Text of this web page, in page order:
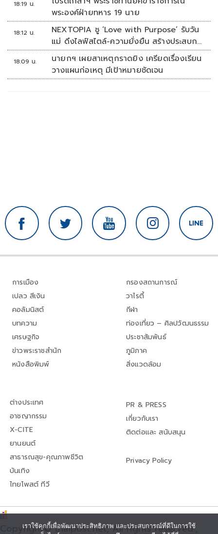
18:19 น.
พระองค์ฝ่ายทหาร 19 นาย
18:12 น.
NEXTOPIA ชู ‘Love with Purpose’ รับวัน
แม่ ดึงไลฟ์สไตล์-ความยั่งยืน สร้างประสบกา
รณ์ช้อปปิงมีความหมาย
18:09 น.
นายกฯ เผยสาเหตุกราดยิง เครียดเรื่องเรียน
วางแผนก่อเหตุ มีเป้าหมายชัดเจน
การเมือง
เปลว สีเงิน
คอลัมนิสต์
บทความ
เศรษฐกิจ
ข่าวพระราชสำนัก
หนังสือพิมพ์
กรองสถานการณ์
วาไรตี้
กีฬา
ท่องเที่ยว – ศิลปวัฒนธรรม
ประชาสัมพันธ์
ภูมิภาค
สิ่งแวดล้อม
ต่างประเทศ
อาชญากรรม
X-CITE
ยานยนต์
สาธารณสุข-คุณภาพชีวิต
บันเทิง
ไทยโพสต์ ทีวี
PR & PRESS
เกี่ยวกับเรา
ติดต่อและ สนับสนุน
Privacy Policy
Copyright© thaipost.net, All rights reserved.,
เราใช้คุกกี้เพื่อพัฒนาประสิทธิภาพ และประสบการณ์ที่ดีในการใช้